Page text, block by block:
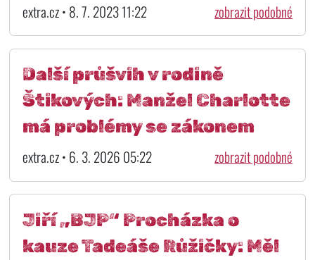
extra.cz • 8. 7. 2023 11:22 zobrazit podobné
Další průšvih v rodině
Štikových: Manžel Charlotte
má problémy se zákonem
extra.cz • 6. 3. 2026 05:22 zobrazit podobné
Jiří „BJP“ Procházka o
kauze Tadeáše Růžičky: Měl